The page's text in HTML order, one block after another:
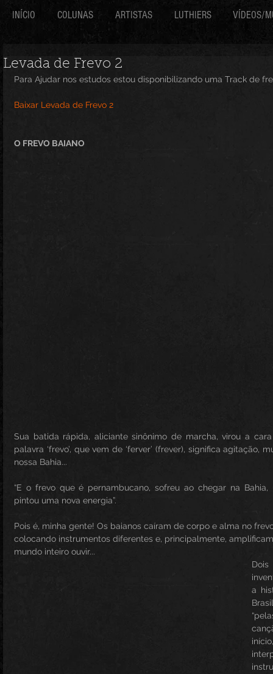
INÍCIO COLUNAS ARTISTAS LUTHIERS VÍDEOS/
Levada de Frevo 2
Para Ajudar nos estudos estou disponibilizando uma Track de
Baixar Levada de Frevo 2
O FREVO BAIANO
Sua batida rápida, aliciante sinônimo de marcha, virou a
palavra ‘frevo’, que vem de ‘ferver’ (frever), significa agitação,
nossa Bahia...
“E o frevo que é pernambucano, sofreu ao chegar na
pintou uma nova energia”.
Pois é, minha gente! Os baianos caíram de corpo e alma no
colocando instrumentos diferentes e, principalmente,
mundo inteiro ouvir...
a